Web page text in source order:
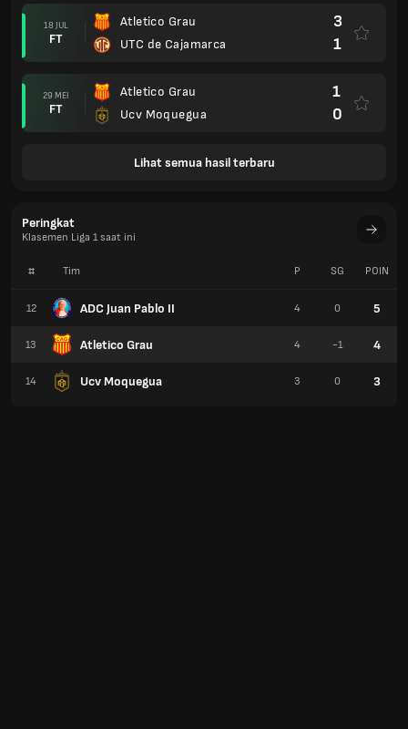
18 JUL
FT
Atletico Grau
UTC de Cajamarca
3
1
29 MEI
FT
Atletico Grau
Ucv Moquegua
1
0
Lihat semua hasil terbaru
Peringkat
Klasemen Liga 1 saat ini
# Tim
12 ADC Juan Pablo II
13 Atletico Grau
14 Ucv Moquegua
P SG POIN
4 0 5
4 -1 4
3 0 3